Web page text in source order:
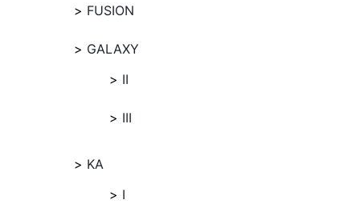
FUSION
GALAXY
II
III
KA
I